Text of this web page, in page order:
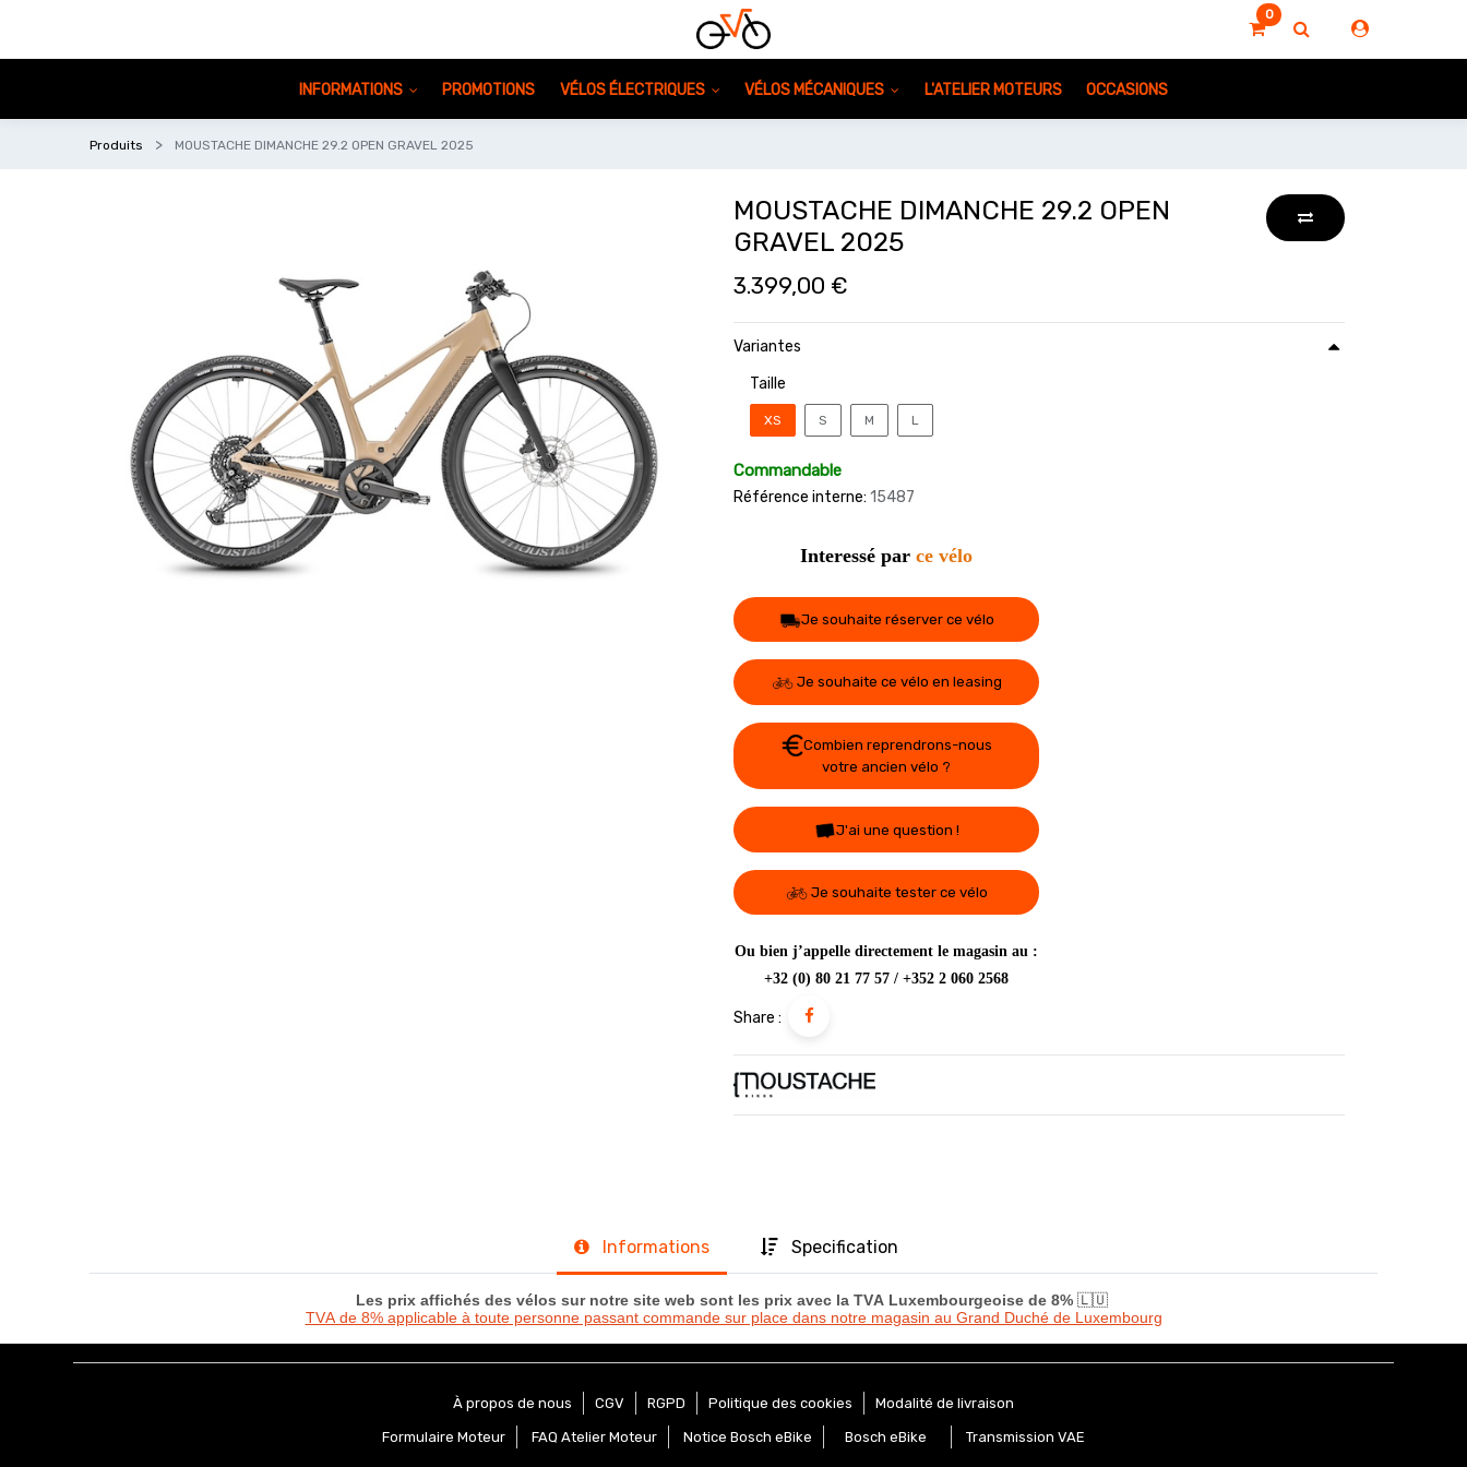
0
INFORMATIONS PROMOTIONS VÉLOS ÉLECTRIQUES VÉLOS MÉCANIQUES L'ATELIER MOTEURS OCCASIONS
Produits MOUSTACHE DIMANCHE 29.2 OPEN GRAVEL 2025
MOUSTACHE DIMANCHE 29.2 OPEN
GRAVEL 2025
3.399,00 €
Variantes
Taille
XS S M L
Commandable
Référence interne: 15487
Interessé par ce vélo
Je souhaite réserver ce vélo
Je souhaite ce vélo en leasing
Combien reprendrons-nous
votre ancien vélo ?
J'ai une question !
Je souhaite tester ce vélo
Ou bien j’appelle directement le magasin au :
+32 (0) 80 21 77 57 / +352 2 060 2568
Share :
Informations Specification
Les prix affichés des vélos sur notre site web sont les prix avec la TVA Luxembourgeoise de 8% 🇱🇺
TVA de 8% applicable à toute personne passant commande sur place dans notre magasin au Grand Duché de Luxembourg
À propos de nous CGV RGPD Politique des cookies Modalité de livraison
Formulaire Moteur FAQ Atelier Moteur Notice Bosch eBike Bosch eBike Transmission VAE